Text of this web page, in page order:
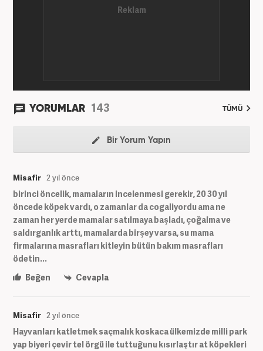
Yeni Şafak'ta kültür sanat, eğitim ve siyaset alanları
YORUMLAR 143 TÜMÜ
Bir Yorum Yapın
Misafir 2 yıl önce
birinci öncelik, mamaların incelenmesi gerekir, 20 30 yıl
öncede köpek vardı, o zamanlar da cogaliyordu ama ne
zaman her yerde mamalar satılmaya başladı, çoğalma ve
saldırganlık arttı, mamalarda birşey varsa, su mama
firmalarına masrafları kitleyin bütün bakım masrafları
ödetin...
Beğen
Cevapla
Misafir 2 yıl önce
Hayvanları katletmek saçmalık koskaca ülkemizde milli park
yap biyeri çevir tel örgü ile tuttuğunu kısırlaştır at köpekleri